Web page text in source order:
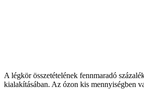
A légkör összetételének fennmaradó
kialakításában. Az ózon kis mennyiségben